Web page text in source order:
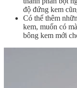
độ đứng kem
Có thể thêm
kem, muốn có
bông kem mới